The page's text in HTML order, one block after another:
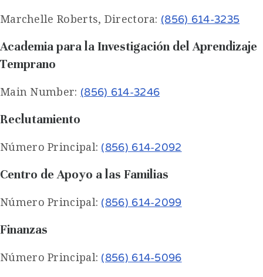
Marchelle Roberts, Directora: (856) 614-3235
Academia para la Investigación del Aprendizaje
Temprano
Main Number: (856) 614-3246
Reclutamiento
Número Principal: (856) 614-2092
Centro de Apoyo a las Familias
Número Principal: (856) 614-2099
Finanzas
Número Principal: (856) 614-5096